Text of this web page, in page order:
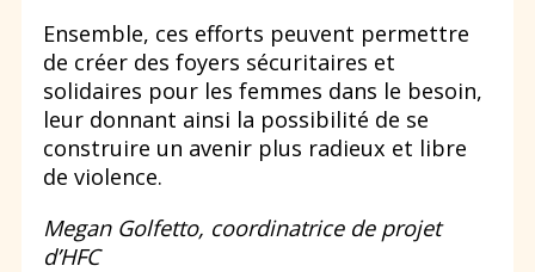
Ensemble, ces efforts peuvent permettre
de créer des foyers sécuritaires et
solidaires pour les femmes dans le besoin,
leur donnant ainsi la possibilité de se
construire un avenir plus radieux et libre
de violence.
Megan Golfetto, coordinatrice de projet
d’HFC